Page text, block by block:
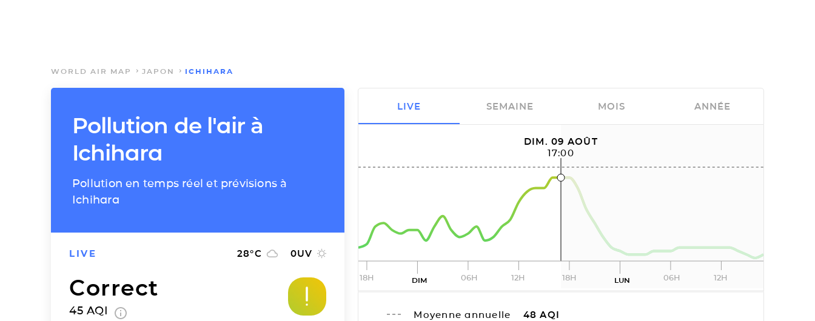
WORLD AIR MAP JAPON ICHIHARA
Pollution de l'air à
Ichihara
Pollution en temps réel et prévisions à
Ichihara
LIVE 28°C 0UV
Correct
45 AQI
DIM. 09 AOÛT
17:00
18H DIM 06H 12H 18H LUN 06H 12H
Moyenne annuelle 48 AQI
LIVE SEMAINE MOIS ANNÉE